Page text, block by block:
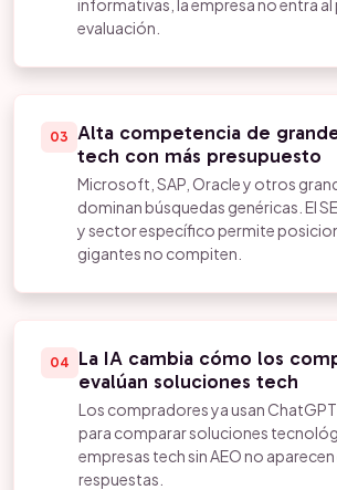
informativas, la empresa no entra
evaluación.
03 Alta competencia de
tech con más presupuesto
Microsoft, SAP, Oracle y otros
dominan búsquedas genéricas. El
y sector específico permite
gigantes no compiten.
04
La IA cambia cómo los
evalúan soluciones tech
Los compradores ya usan ChatGPT
para comparar soluciones
empresas tech sin AEO no aparecen
respuestas.